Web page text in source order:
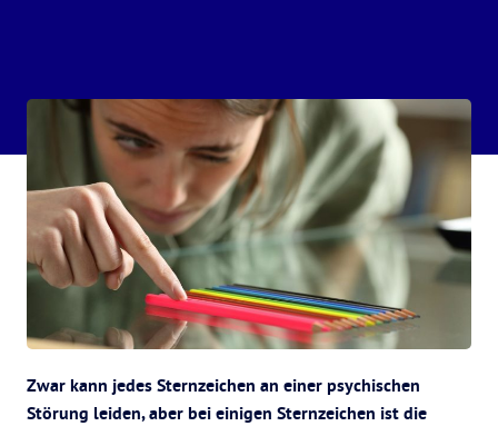
Zwar kann jedes Sternzeichen an einer psychischen
Störung leiden, aber bei einigen Sternzeichen ist die